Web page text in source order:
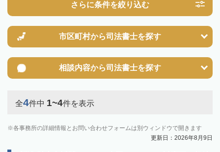
さらに条件を絞り込む
市区町村から司法書士を探す
相談内容から司法書士を探す
全4件中 1~4件を表示
各事務所の詳細情報とお問い合わせフォームは別ウィンドウで開きます
更新日：2026年8月9日